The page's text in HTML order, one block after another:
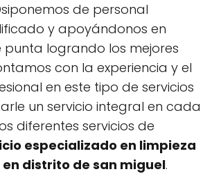
de personal
y apoyándonos en
logrando los mejores
con la experiencia y el
en este tipo de servicios
un servicio integral en cada
diferentes servicios de
especializado en limpieza
distrito de san miguel.